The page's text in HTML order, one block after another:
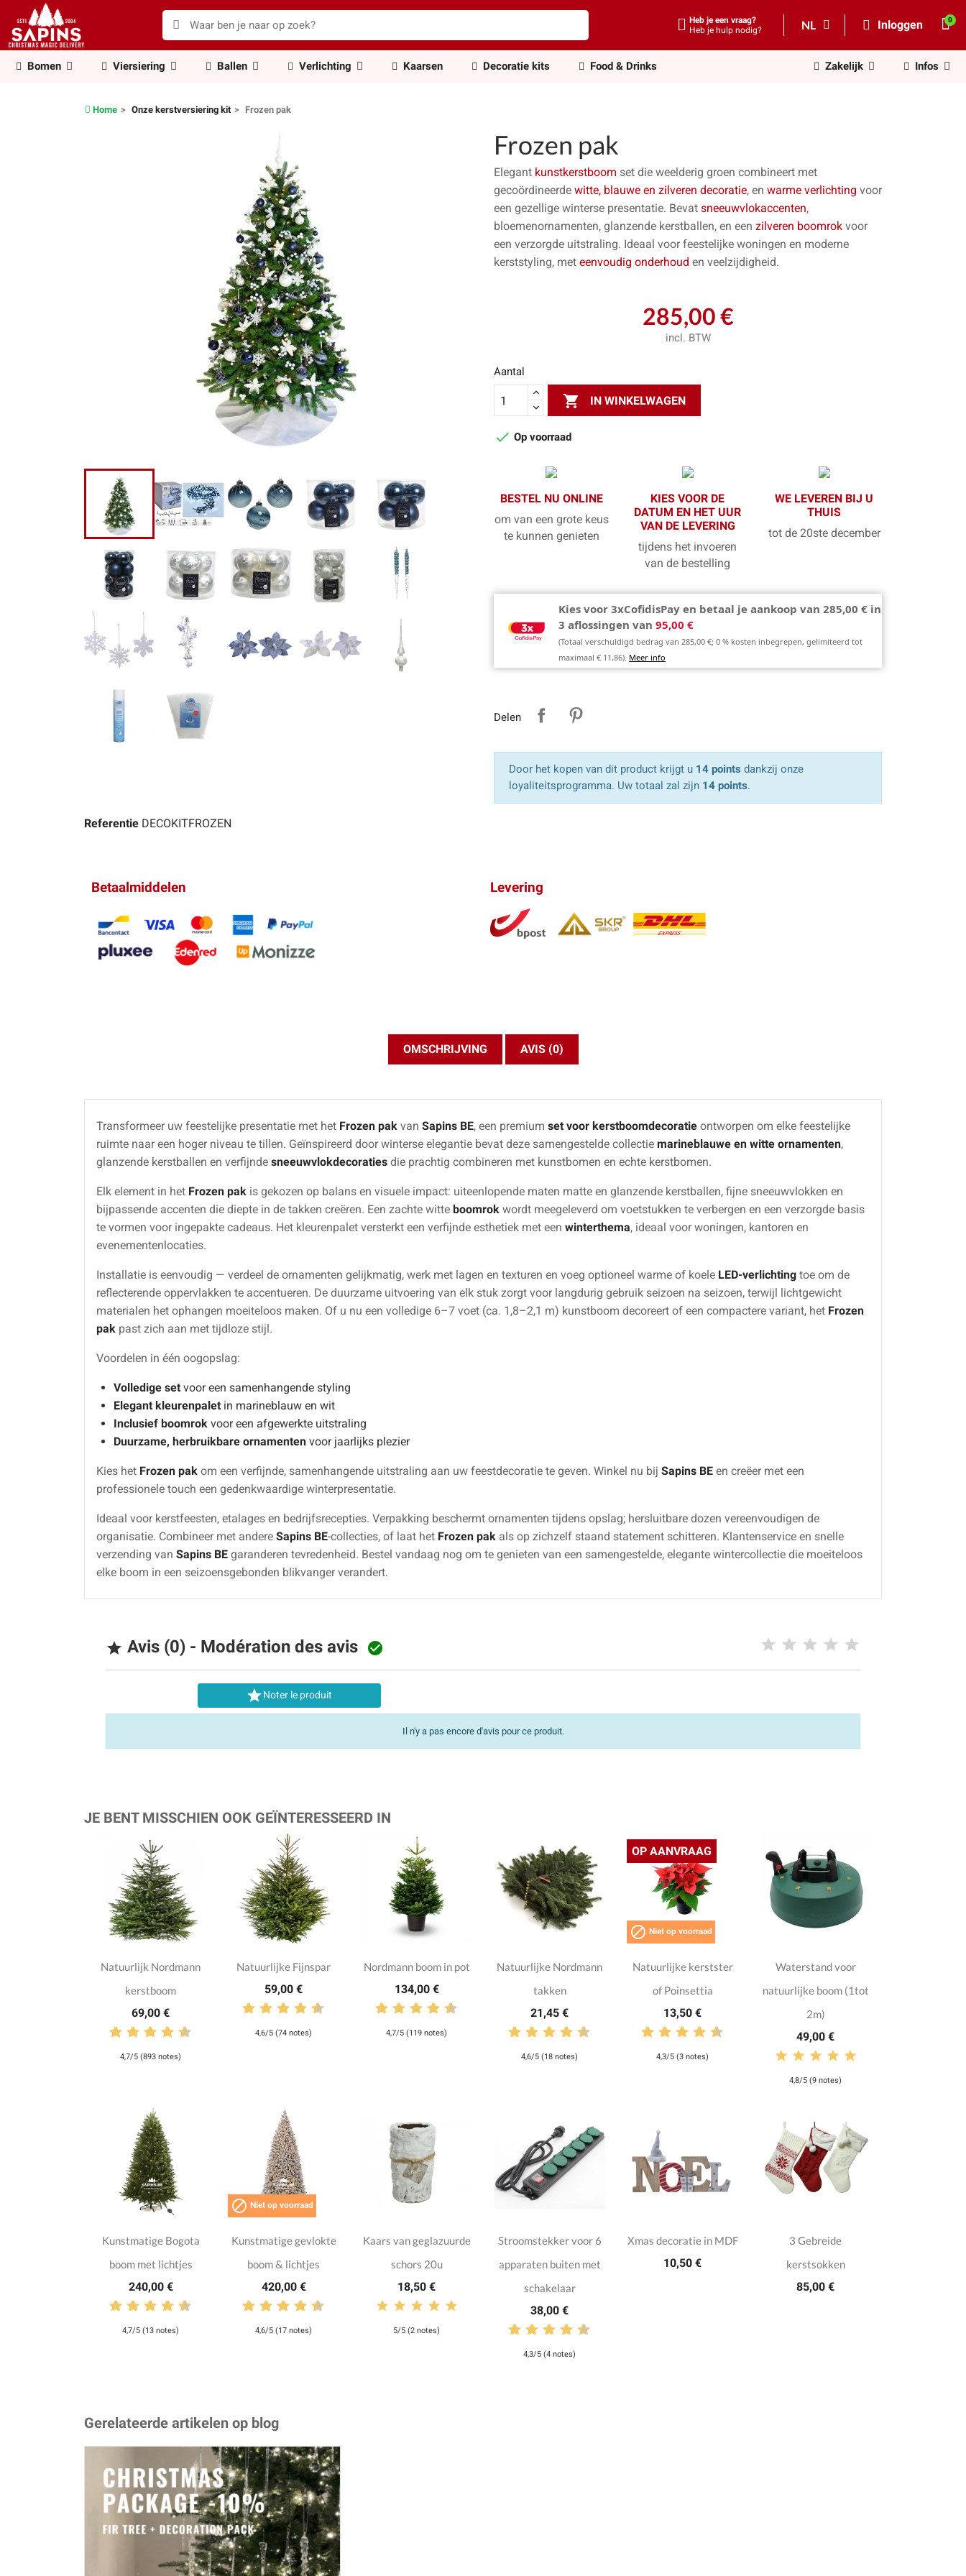
Heb je een vraag?
Heb je hulp nodig?
NL Inloggen
Bomen Viersiering Ballen Verlichting Kaarsen Decoratie kits Food & Drinks Zakelijk Infos
Home Onze kerstversiering kit Frozen pak
Frozen pak
Elegant kunstkerstboom set die weelderig groen combineert met
gecoördineerde witte, blauwe en zilveren decoratie, en warme verlichting voor
een gezellige winterse presentatie. Bevat sneeuwvlokaccenten,
bloemenornamenten, glanzende kerstballen, en een zilveren boomrok voor
een verzorgde uitstraling. Ideaal voor feestelijke woningen en moderne
kerststyling, met eenvoudig onderhoud en veelzijdigheid.
285,00 €
incl. BTW
Aantal
 IN WINKELWAGEN
 Op voorraad
BESTEL NU ONLINE
om van een grote keus
te kunnen genieten
KIES VOOR DE
DATUM EN HET UUR
VAN DE LEVERING
tijdens het invoeren
van de bestelling
WE LEVEREN BIJ U
THUIS
tot de 20ste december
Kies voor 3xCofidisPay en betaal je aankoop van 285,00 € in
3 aflossingen van 95,00 €
(Totaal verschuldigd bedrag van 285,00 €; 0 % kosten inbegrepen, gelimiteerd tot
maximaal € 11,86). Meer info
Delen
Door het kopen van dit product krijgt u 14 points dankzij onze
loyaliteitsprogramma. Uw totaal zal zijn 14 points.
Referentie DECOKITFROZEN
Betaalmiddelen Levering
OMSCHRIJVING AVIS (0)
Transformeer uw feestelijke presentatie met het Frozen pak van Sapins BE, een premium set voor kerstboomdecoratie ontworpen om elke feestelijke
ruimte naar een hoger niveau te tillen. Geïnspireerd door winterse elegantie bevat deze samengestelde collectie marineblauwe en witte ornamenten,
glanzende kerstballen en verfijnde sneeuwvlokdecoraties die prachtig combineren met kunstbomen en echte kerstbomen.
Elk element in het Frozen pak is gekozen op balans en visuele impact: uiteenlopende maten matte en glanzende kerstballen, fijne sneeuwvlokken en
bijpassende accenten die diepte in de takken creëren. Een zachte witte boomrok wordt meegeleverd om voetstukken te verbergen en een verzorgde basis
te vormen voor ingepakte cadeaus. Het kleurenpalet versterkt een verfijnde esthetiek met een winterthema, ideaal voor woningen, kantoren en
evenementenlocaties.
Installatie is eenvoudig — verdeel de ornamenten gelijkmatig, werk met lagen en texturen en voeg optioneel warme of koele LED-verlichting toe om de
reflecterende oppervlakken te accentueren. De duurzame uitvoering van elk stuk zorgt voor langdurig gebruik seizoen na seizoen, terwijl lichtgewicht
materialen het ophangen moeiteloos maken. Of u nu een volledige 6–7 voet (ca. 1,8–2,1 m) kunstboom decoreert of een compactere variant, het Frozen
pak past zich aan met tijdloze stijl.
Voordelen in één oogopslag:
Volledige set voor een samenhangende styling
Elegant kleurenpalet in marineblauw en wit
Inclusief boomrok voor een afgewerkte uitstraling
Duurzame, herbruikbare ornamenten voor jaarlijks plezier
Kies het Frozen pak om een verfijnde, samenhangende uitstraling aan uw feestdecoratie te geven. Winkel nu bij Sapins BE en creëer met een
professionele touch een gedenkwaardige winterpresentatie.
Ideaal voor kerstfeesten, etalages en bedrijfsrecepties. Verpakking beschermt ornamenten tijdens opslag; hersluitbare dozen vereenvoudigen de
organisatie. Combineer met andere Sapins BE-collecties, of laat het Frozen pak als op zichzelf staand statement schitteren. Klantenservice en snelle
verzending van Sapins BE garanderen tevredenheid. Bestel vandaag nog om te genieten van een samengestelde, elegante wintercollectie die moeiteloos
elke boom in een seizoensgebonden blikvanger verandert.
 Avis (0) - Modération des avis 
Noter le produit
Il n'y a pas encore d'avis pour ce produit.
JE BENT MISSCHIEN OOK GEÏNTERESSEERD IN
Natuurlijk Nordmann
kerstboom
69,00 €
4,7/5 (893 notes)
Natuurlijke Fijnspar
59,00 €
4,6/5 (74 notes)
Nordmann boom in pot
134,00 €
4,7/5 (119 notes)
Natuurlijke Nordmann
takken
21,45 €
4,6/5 (18 notes)
 Niet op voorraad
Natuurlijke kerstster
of Poinsettia
13,50 €
4,3/5 (3 notes)
OP AANVRAAG
Waterstand voor
natuurlijke boom (1tot
2m)
49,00 €
4,8/5 (9 notes)
Kunstmatige Bogota
boom met lichtjes
240,00 €
4,7/5 (13 notes)
 Niet op voorraad
Kunstmatige gevlokte
boom & lichtjes
420,00 €
4,6/5 (17 notes)
Kaars van geglazuurde
schors 20u
18,50 €
5/5 (2 notes)
Stroomstekker voor 6
apparaten buiten met
schakelaar
38,00 €
4,3/5 (4 notes)
Xmas decoratie in MDF
10,50 €
3 Gebreide
kerstsokken
85,00 €
Gerelateerde artikelen op blog